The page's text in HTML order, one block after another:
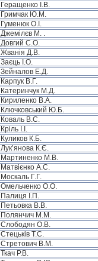
Геращенко І.В.
Гримчак Ю.М.
Гуменюк О.І.
Джемілєв М. .
Довгий С.О.
Жванія Д.В.
Заєць І.О.
Зейналов Е.Д.
Карпук В.Г.
Катеринчук М.Д.
Кириленко В.А.
Ключковський Ю.Б.
Коваль В.С.
Кріль І.І.
Куликов К.Б.
Лук’янова К.Є.
Мартиненко М.В.
Матвієнко А.С.
Москаль Г.Г.
Омельченко О.О.
Палиця І.П.
Петьовка В.В.
Полянчич М.М.
Слободян О.В.
Стецьків Т.С.
Стретович В.М.
Ткач Р.В.